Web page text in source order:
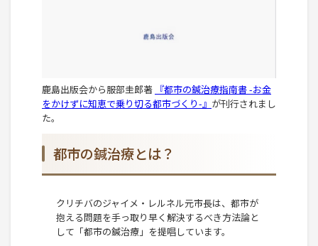
鹿島出版会から服部圭郎著 『都市の鍼治療指南書 -お金
をかけずに知恵で乗り切る都市づくり-』 が刊行されまし
た。
都市の鍼治療とは？
クリチバのジャイメ・レルネル元市長は、都市が
抱える問題を手っ取り早く解決するべき方法論と
して「都市の鍼治療」を提唱しています。